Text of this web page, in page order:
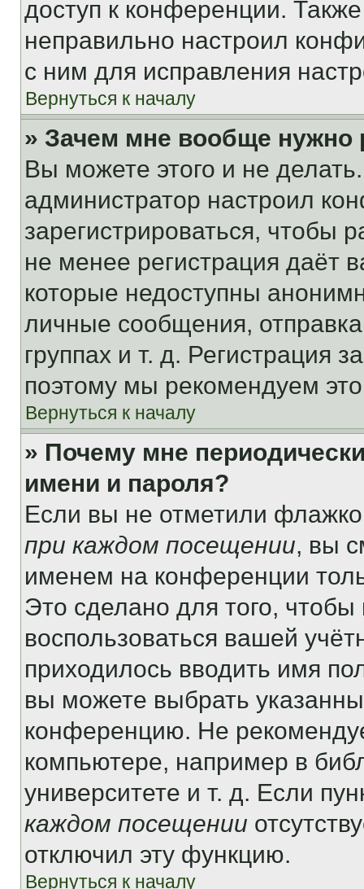
доступ к конференции.
неправильно настроил
с ним для исправления
Вернуться к началу
» Зачем мне вообще нужно
Вы можете этого и не
администратор настроил
зарегистрироваться, чтобы
не менее регистрация даёт
которые недоступны
личные сообщения,
группах и т. д. Регистрация
поэтому мы рекомендуем
Вернуться к началу
» Почему мне
имени и пароля?
Если вы не отметили
при каждом посещении, вы
именем на конференции
Это сделано для того, чтобы
воспользоваться вашей
приходилось вводить имя
вы можете выбрать
конференцию. Не
компьютере, например в
университете и т. д. Если
каждом посещении
отключил эту функцию.
Вернуться к началу